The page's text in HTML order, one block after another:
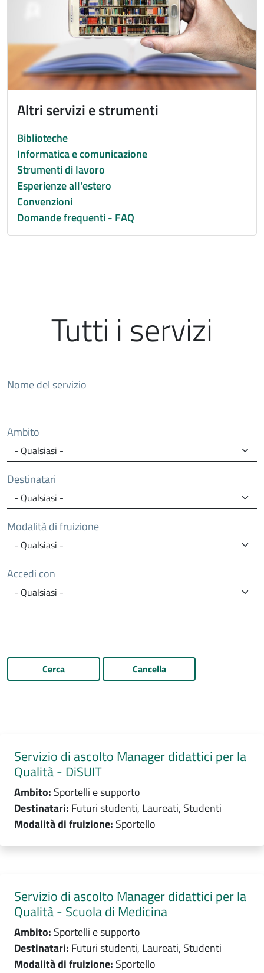
Altri servizi e strumenti
Biblioteche
Informatica e comunicazione
Strumenti di lavoro
Esperienze all'estero
Convenzioni
Domande frequenti - FAQ
Tutti i servizi
Nome del servizio
Ambito
Destinatari
Modalità di fruizione
Accedi con
Cerca Cancella
Servizio di ascolto Manager didattici per la
Qualità - DiSUIT
Ambito: Sportelli e supporto
Destinatari: Futuri studenti, Laureati, Studenti
Modalità di fruizione: Sportello
Servizio di ascolto Manager didattici per la
Qualità - Scuola di Medicina
Ambito: Sportelli e supporto
Destinatari: Futuri studenti, Laureati, Studenti
Modalità di fruizione: Sportello